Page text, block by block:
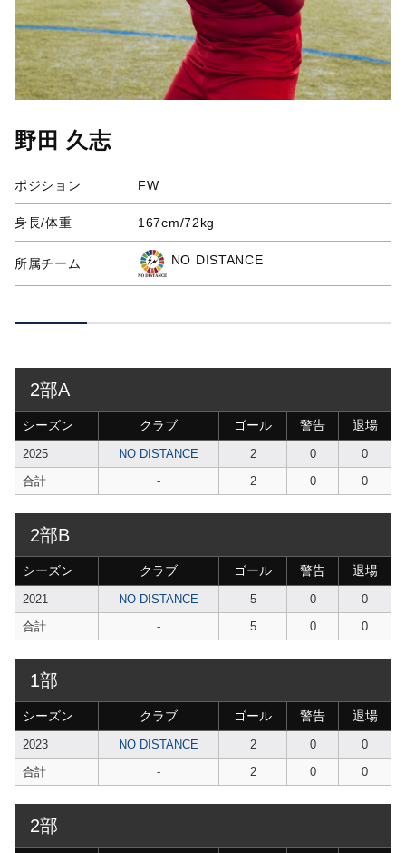
野田 久志
ポジション FW
身長/体重 167cm/72kg
所属チーム NO DISTANCE
2部A
シーズン クラブ ゴール 警告 退場
2025 NO DISTANCE 2 0
0
合計
- 2 0 0
2部B
シーズン クラブ ゴール 警告 退場
2021 NO DISTANCE 5 0
0
合計
- 5 0 0
1部
シーズン クラブ ゴール 警告 退場
2023 NO DISTANCE 2 0
0
合計
- 2 0 0
2部